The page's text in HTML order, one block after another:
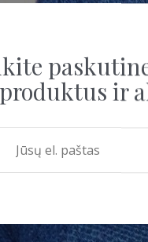
produktus ir